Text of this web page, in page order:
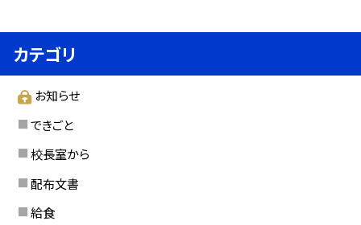
カテゴリ
お知らせ
できごと
校長室から
配布文書
給食